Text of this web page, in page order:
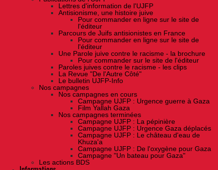
Lettres d'information de l'UJFP
Antisionisme, une histoire juive
Pour commander en ligne sur le site de
l'éditeur
Parcours de Juifs antisionistes en France
Pour commander en ligne sur le site de
l'éditeur
Une Parole juive contre le racisme - la brochure
Pour commander sur le site de l'éditeur
Paroles juives contre le racisme - les clips
La Revue "De l'Autre Côté"
Le bulletin UJFP-Info
Nos campagnes
Nos campagnes en cours
Campagne UJFP : Urgence guerre à Gaza
Film Yallah Gaza
Nos campagnes terminées
Campagne UJFP : La pépinière
Campagne UJFP : Urgence Gaza déplacés
Campagne UJFP : Le château d'eau de
Khuza'a
Campagne UJFP : De l'oxygène pour Gaza
Campagne "Un bateau pour Gaza"
Les actions BDS